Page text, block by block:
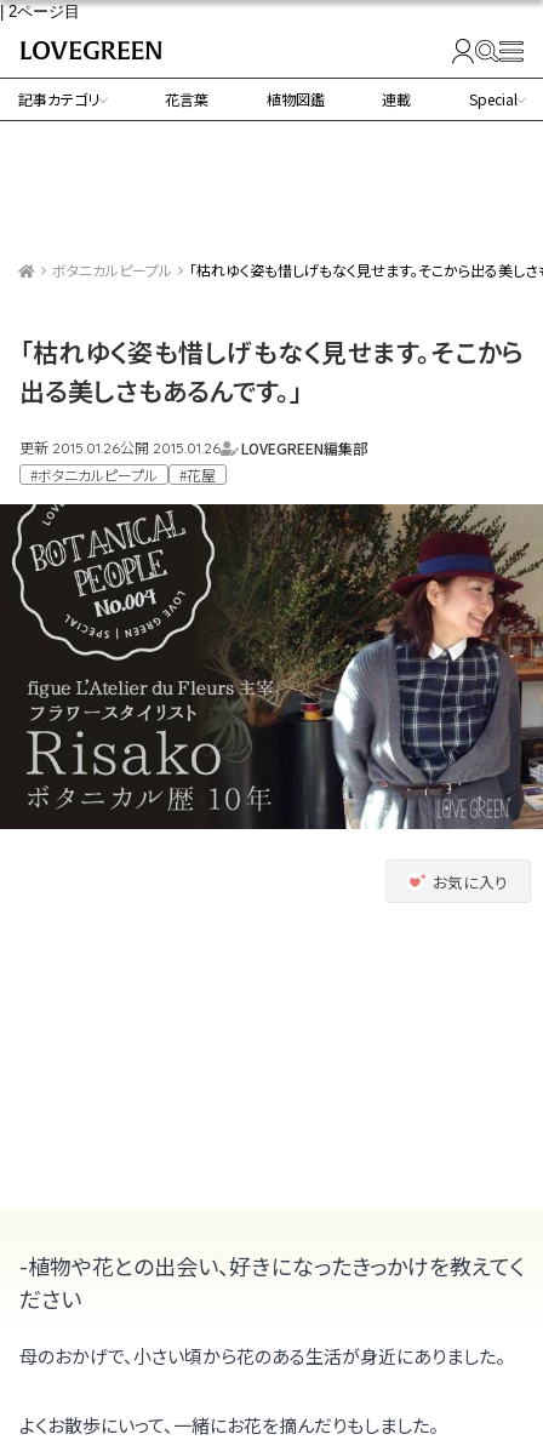
| 2ページ目
記事カテゴリ 花言葉 植物図鑑 連載 Special
ボタニカルピープル 「枯れゆく姿も惜しげもなく見せます。そこから出る美しさ
「枯れゆく姿も惜しげもなく見せます。そこから
出る美しさもあるんです。」
更新 2015.01.26公開 2015.01.26
LOVEGREEN編集部
#ボタニカルピープル
#花屋
お気に入り
-植物や花との出会い、好きになったきっかけを教えてく
ださい
母のおかげで、小さい頃から花のある生活が身近にありました。
よくお散歩にいって、一緒にお花を摘んだりもしました。